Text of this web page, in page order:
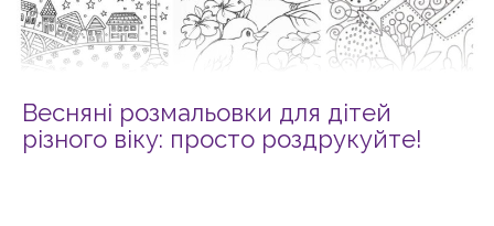
Весняні розмальовки для дітей
різного віку: просто роздрукуйте!